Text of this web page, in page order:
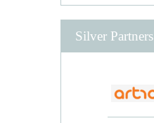
Silver Partners